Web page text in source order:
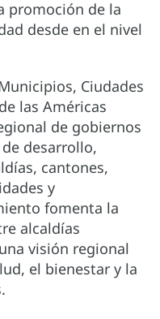
promoción de la
desde en el nivel
Ciudades
las Américas
de gobiernos
desarrollo,
cantones,
y
fomenta la
alcaldías
visión regional
el bienestar y la